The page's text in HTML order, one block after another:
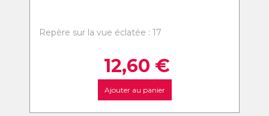
Repère sur la vue éclatée : 17
12,60 €
Ajouter au panier